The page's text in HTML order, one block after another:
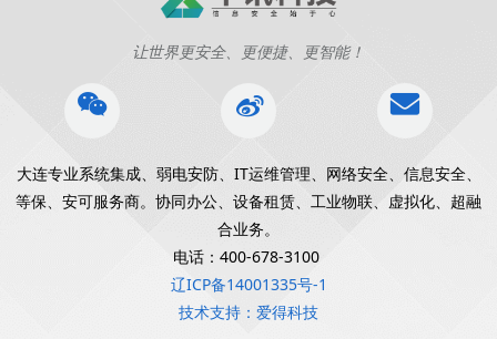
让世界更安全、更便捷、更智能！
大连专业系统集成、弱电安防、IT运维管理、网络安全、信息安全、
等保、安可服务商。协同办公、设备租赁、工业物联、虚拟化、超融
合业务。
电话：400-678-3100
辽ICP备14001335号-1
技术支持：爱得科技